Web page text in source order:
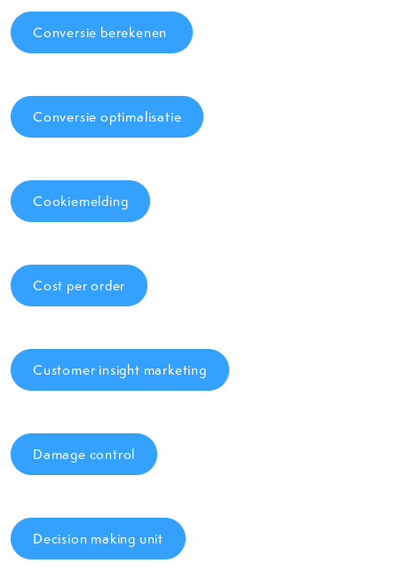
Conversie berekenen
Conversie optimalisatie
Cookiemelding
Cost per order
Customer insight marketing
Damage control
Decision making unit